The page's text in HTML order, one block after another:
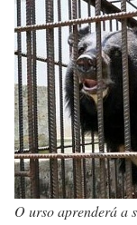
O urso aprenderá a